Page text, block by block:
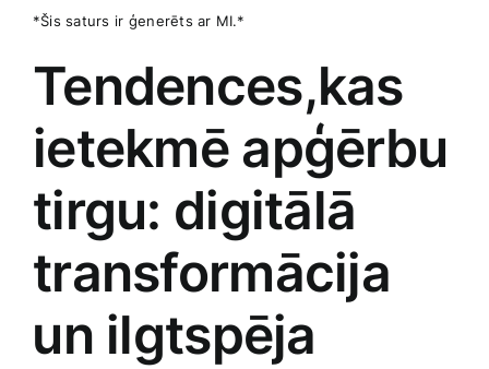
*Šis saturs ir ⁣ģenerēts ar MI.*
Tendences,kas
ietekmē ‌apģērbu‌
tirgu: digitālā⁣
transformācija
⁢un ilgtspēja